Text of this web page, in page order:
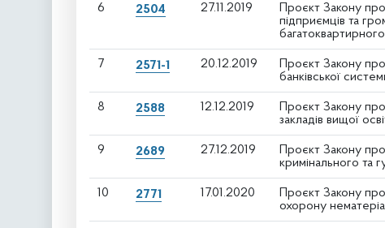
6 2504 27.11.2019
Проєкт Закону
підприємців та
7 2571-1 20.12.2019
Проєкт Закону
банківської
8 2588 12.12.2019
Проєкт Закону про
закладів вищої
9 2689 27.12.2019
Проєкт Закону
кримінального та
10 2771 17.01.2020
Проєкт Закону
охорону